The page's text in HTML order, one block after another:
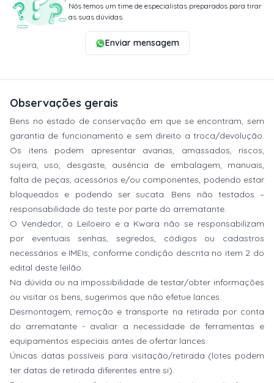
Nós temos um time de especialistas preparados para tirar
as suas dúvidas.
Enviar mensagem
Observações gerais
Bens no estado de conservação em que se encontram, sem
garantia de funcionamento e sem direito a troca/devolução.
Os itens podem apresentar avarias, amassados, riscos,
sujeira, uso, desgaste, ausência de embalagem, manuais,
falta de peças, acessórios e/ou componentes, podendo estar
bloqueados e podendo ser sucata. Bens não testados –
responsabilidade do teste por parte do arrematante.
O Vendedor, o Leiloeiro e a Kwara não se responsabilizam
por eventuais senhas, segredos, códigos ou cadastros
necessários e IMEIs, conforme condição descrita no item 2 do
edital deste leilão.
Na dúvida ou na impossibilidade de testar/obter informações
ou visitar os bens, sugerimos que não efetue lances.
Desmontagem, remoção e transporte na retirada por conta
do arrematante - avaliar a necessidade de ferramentas e
equipamentos especiais antes de ofertar lances.
Únicas datas possíveis para visitação/retirada (lotes podem
ter datas de retirada diferentes entre si).